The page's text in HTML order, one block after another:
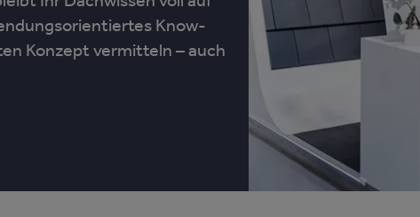
Know-
Konzept vermitteln – auch